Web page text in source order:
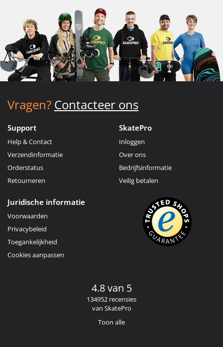
Vragen? Contacteer ons
Support
Help & Contact
Verzendinformatie
Orderstatus
Retourneren
SkatePro
Inloggen
Over ons
Bedrijfsinformatie
Veilig betalen
Juridische informatie
Voorwaarden
Privacybeleid
Toegankelijkheid
Cookies aanpassen
4.8 van 5
134952 recensies
van SkatePro
Toon alle